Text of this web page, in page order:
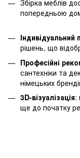
Збірка меблів
попередньою
Індивідуальний
рішень, що
Професійні
сантехніки та
німецьких
3D-візуалізація:
ще до початку